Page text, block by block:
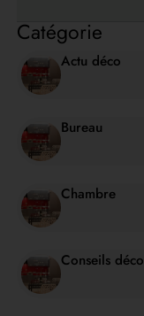
Catégorie
Actu déco
Bureau
Chambre
Conseils déco